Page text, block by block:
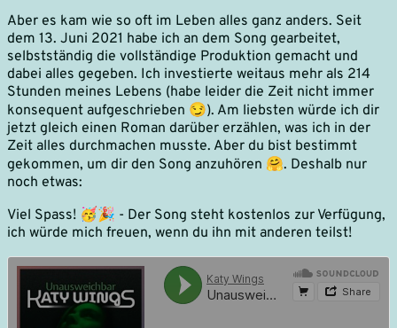
Aber es kam wie so oft im Leben alles ganz anders. Seit
dem 13. Juni 2021 habe ich an dem Song gearbeitet,
selbstständig die vollständige Produktion gemacht und
dabei alles gegeben. Ich investierte weitaus mehr als 214
Stunden meines Lebens (habe leider die Zeit nicht immer
konsequent aufgeschrieben 😏). Am liebsten würde ich dir
jetzt gleich einen Roman darüber erzählen, was ich in der
Zeit alles durchmachen musste. Aber du bist bestimmt
gekommen, um dir den Song anzuhören 🤗. Deshalb nur
noch etwas:
Viel Spass! 🥳🎉 - Der Song steht kostenlos zur Verfügung,
ich würde mich freuen, wenn du ihn mit anderen teilst!